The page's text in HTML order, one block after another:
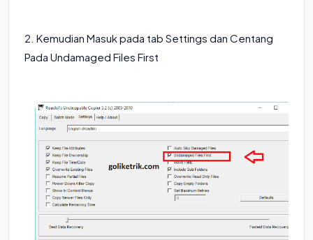
2. Kemudian Masuk pada tab Settings dan Centang
Pada Undamaged Files First